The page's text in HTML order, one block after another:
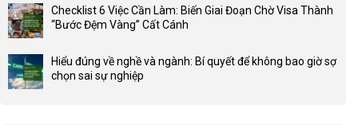
sức
mạnh
network
gia
đình
Đầu
tư
sớm:
Chiến
bình
luận
Đừng
để
Checklist 6 Việc Cần Làm: Biến Giai Đoạn Chờ Visa Thành
“Bước Đệm Vàng” Cất Cánh
bình
luận
Hiểu đúng về nghề và ngành: Bí quyết để không bao giờ sợ
chọn sai sự nghiệp